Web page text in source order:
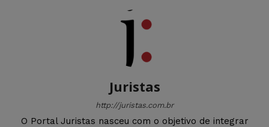
Juristas
http://juristas.com.br
O Portal Juristas nasceu com o objetivo de integrar